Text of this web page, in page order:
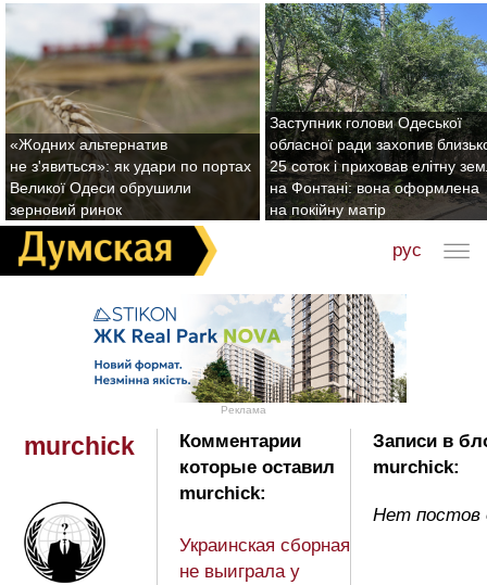
«Жодних альтернатив
не з'явиться»: як удари по портах
Великої Одеси обрушили
зерновий ринок
Заступник голови Одеської
обласної ради захопив
25 соток і приховав елітну
на Фонтані: вона оформлена
на покійну матір
рус
Реклама
murchick
Комментарии
которые оставил
murchick:
Украинская сборная
не выиграла у
Записи в
murchick:
Нет постов